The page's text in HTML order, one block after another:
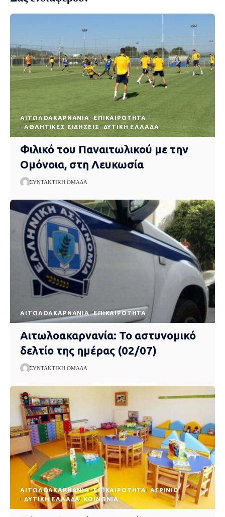
AΙΤΩΛΟΑΚΑΡΝΑΝΊΑ
EΠΙΚΑΙΡΌΤΗΤΑ
ΑΘΛΗΤΙΚΈΣ ΕΙΔΉΣΕΙΣ
ΔΥΤΙΚΉ ΕΛΛΆΔΑ
Φιλικό του Παναιτωλικού με την
Ομόνοια, στη Λευκωσία
ΣΥΝΤΑΚΤΙΚΉ ΟΜΆΔΑ
AΙΤΩΛΟΑΚΑΡΝΑΝΊΑ EΠΙΚΑΙΡΌΤΗΤΑ
Αιτωλοακαρνανία: Το αστυνομικό
δελτίο της ημέρας (02/07)
ΣΥΝΤΑΚΤΙΚΉ ΟΜΆΔΑ
AΙΤΩΛΟΑΚΑΡΝΑΝΊΑ EΠΙΚΑΙΡΌΤΗΤΑ
ΑΓΡΊΝΙΟ
ΔΥΤΙΚΉ ΕΛΛΆΔΑ
ΚΟΙΝΩΝΊΑ